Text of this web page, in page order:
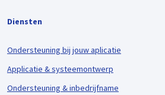
Diensten
Ondersteuning bij jouw aplicatie
Applicatie & systeemontwerp
Ondersteuning & inbedrijfname